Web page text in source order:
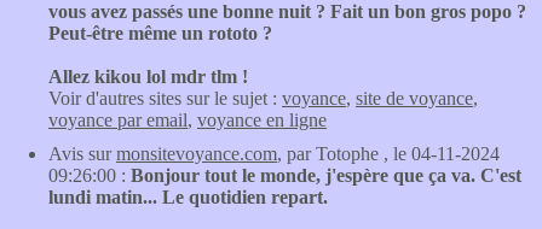
vous avez passés une bonne nuit ? Fait un bon gros popo ?
Peut-être même un rototo ?
Allez kikou lol mdr tlm !
Voir d'autres sites sur le sujet : voyance, site de voyance,
voyance par email, voyance en ligne
Avis surmonsitevoyance.com, par Totophe , le 04-11-2024
09:26:00 : Bonjour tout le monde, j'espère que ça va. C'est
lundi matin... Le quotidien repart.